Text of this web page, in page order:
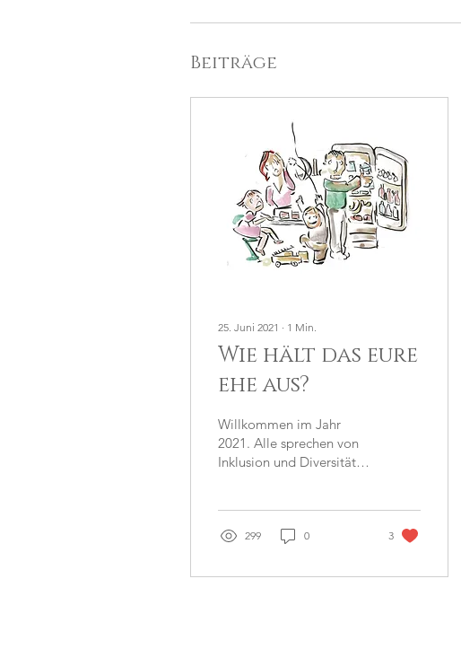
Beiträge
25. Juni 2021 ∙ 1 Min.
Wie hält das eure
ehe aus?
Willkommen im Jahr
2021. Alle sprechen von
Inklusion und Diversität.
299 0 3